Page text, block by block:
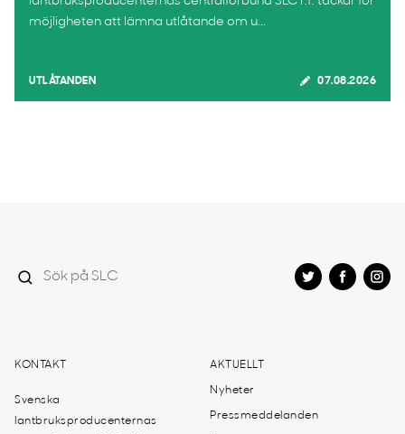
möjligheten att lämna utlåtande om u...
UTLÅTANDEN 07.08.2026
KONTAKT
Svenska
lantbruksproducenternas
AKTUELLT
Nyheter
Pressmeddelanden